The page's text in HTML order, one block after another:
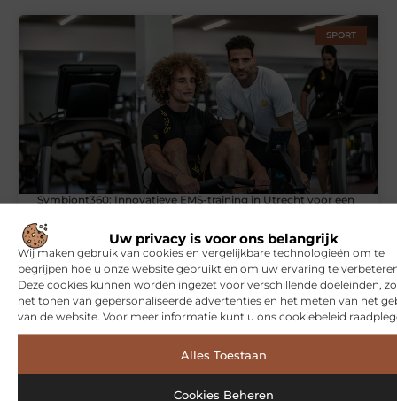
Uw privacy is voor ons belangrijk
Wij maken gebruik van cookies en vergelijkbare technologieën om te
begrijpen hoe u onze website gebruikt en om uw ervaring te
Deze cookies kunnen worden ingezet voor verschillende doeleinden,
het tonen van gepersonaliseerde advertenties en het meten van het
van de website. Voor meer informatie kunt u ons cookiebeleid
Alles Toestaan
Cookies Beheren
SPORT
Symbiont360: Innovatieve EMS-training in Utrecht voor een
WONINGEN